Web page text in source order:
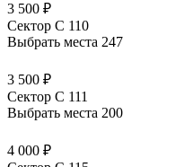
3 500 ₽
Сектор C 110
Выбрать места 247
3 500 ₽
Сектор C 111
Выбрать места 200
4 000 ₽